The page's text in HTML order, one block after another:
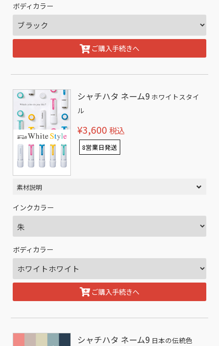
ボディカラー
ご購入手続きへ
シャチハタ ネーム9 ホワイトスタイ
ル
¥3,600 税込
8営業日発送
素材説明
インクカラー
ボディカラー
ご購入手続きへ
シャチハタ ネーム9 日本の伝統色